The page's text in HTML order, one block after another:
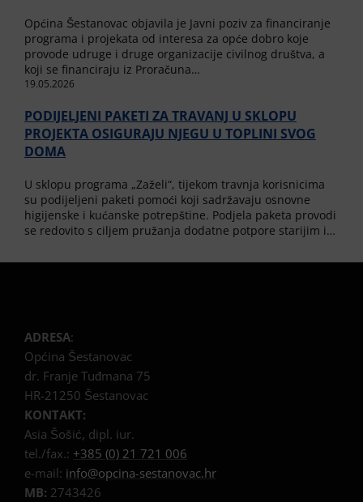
Općina Šestanovac objavila je Javni poziv za financiranje
programa i projekata od interesa za opće dobro koje
provode udruge i druge organizacije civilnog društva, a
koji se financiraju iz Proračuna…
19.05.2026
PODIJELJENI PAKETI ZA TRAVANJ U SKLOPU
PROJEKTA OSIGURAJU NJEGU U TOPLINI SVOG
DOMA
U sklopu programa „Zaželi“, tijekom travnja korisnicima
su podijeljeni paketi pomoći koji sadržavaju osnovne
higijenske i kućanske potrepštine. Podjela paketa provodi
se redovito s ciljem pružanja dodatne potpore starijim i…
ADRESA:
Općina Šestanovac
dr. Franje Tuđmana 75
HR-21250 Šestanovac
KONTAKT:
Asia Šošić, dipl. iur.
tel./fax.: +385 (0) 21 721 006
e-mail: info@opcina-sestanovac.hr
MB: 2743426